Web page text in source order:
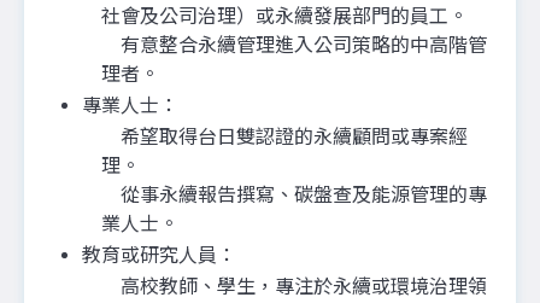
社會及公司治理）或永續發展部門的員工。
有意整合永續管理進入公司策略的中高階管
理者。
專業人士：
希望取得台日雙認證的永續顧問或專案經
理。
從事永續報告撰寫、碳盤查及能源管理的專
業人士。
教育或研究人員：
高校教師、學生，專注於永續或環境治理領